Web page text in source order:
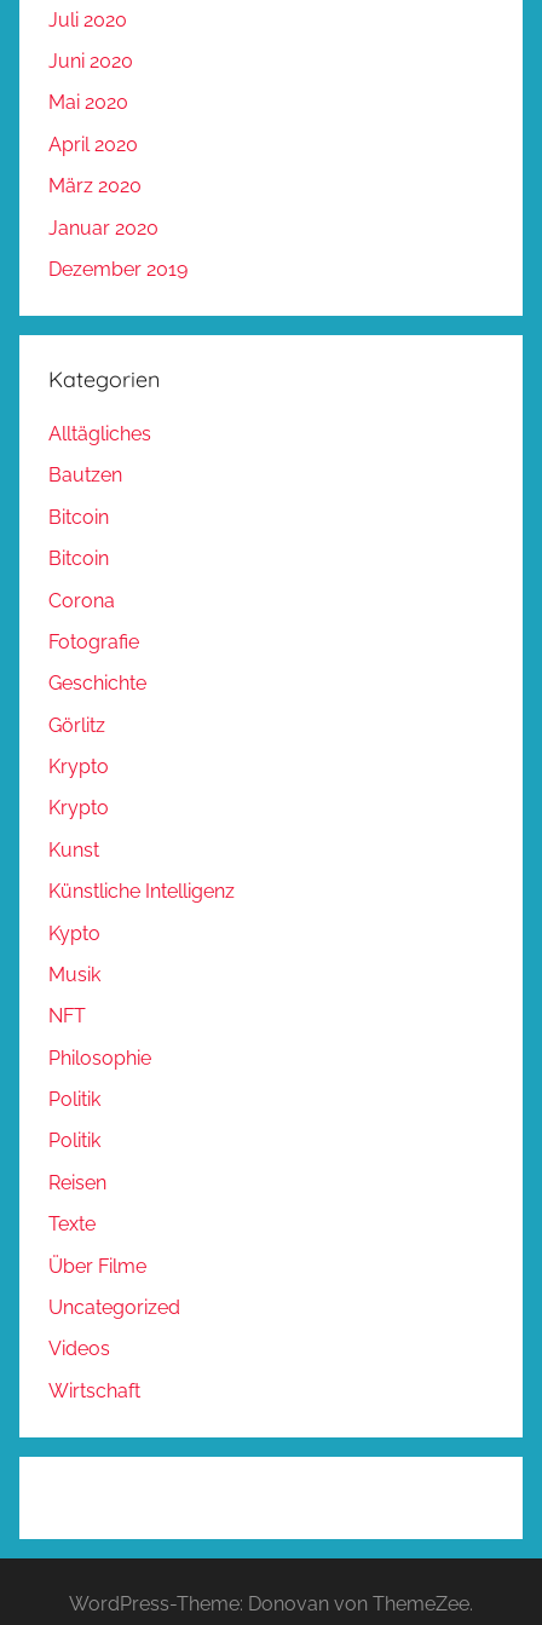
Juli 2020
Juni 2020
Mai 2020
April 2020
März 2020
Januar 2020
Dezember 2019
Kategorien
Alltägliches
Bautzen
Bitcoin
Bitcoin
Corona
Fotografie
Geschichte
Görlitz
Krypto
Krypto
Kunst
Künstliche Intelligenz
Kypto
Musik
NFT
Philosophie
Politik
Politik
Reisen
Texte
Über Filme
Uncategorized
Videos
Wirtschaft
WordPress-Theme: Donovan von ThemeZee.